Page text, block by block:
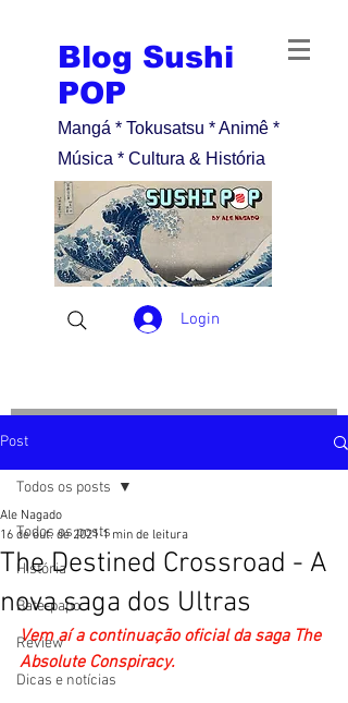
Blog Sushi
POP
Mangá * Tokusatsu * Animê *
Música * Cultura & História
Login
Post
Todos os posts
História
Bate-papo
Review
Dicas e notícias
Todos os posts
The Destined Crossroad - A
nova saga dos Ultras
Ale Nagado
16 de out. de 2021 1 min de leitura
Vem aí a continuação oficial da saga The
Absolute Conspiracy.